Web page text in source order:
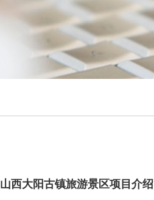
山西大阳古镇旅游景区项目介绍